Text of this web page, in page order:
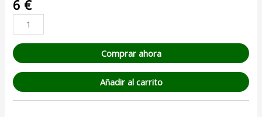
con4.00
de 5 en
base a
cliente
6 €
Comprar ahora
Añadir al carrito